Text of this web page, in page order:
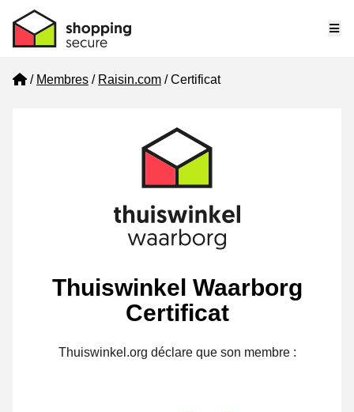
Home
Membres Raisin.com Certificat
Thuiswinkel Waarborg
Certificat
Thuiswinkel.org déclare que son membre :